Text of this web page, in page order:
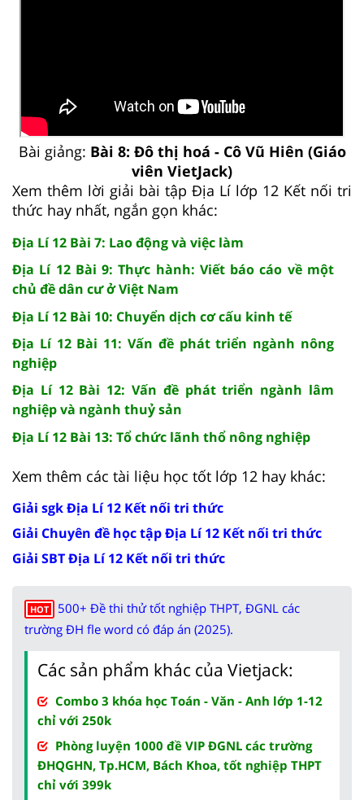
Bài giảng: Bài 8: Đô thị hoá - Cô Vũ Hiên (Giáo
viên VietJack)
Xem thêm lời giải bài tập Địa Lí lớp 12 Kết nối tri
thức hay nhất, ngắn gọn khác:
Địa Lí 12 Bài 7: Lao động và việc làm
Địa Lí 12 Bài 9: Thực hành: Viết báo cáo về một
chủ đề dân cư ở Việt Nam
Địa Lí 12 Bài 10: Chuyển dịch cơ cấu kinh tế
Địa Lí 12 Bài 11: Vấn đề phát triển ngành nông
nghiệp
Địa Lí 12 Bài 12: Vấn đề phát triển ngành lâm
nghiệp và ngành thuỷ sản
Địa Lí 12 Bài 13: Tổ chức lãnh thổ nông nghiệp
Xem thêm các tài liệu học tốt lớp 12 hay khác:
Giải sgk Địa Lí 12 Kết nối tri thức
Giải Chuyên đề học tập Địa Lí 12 Kết nối tri thức
Giải SBT Địa Lí 12 Kết nối tri thức
HOT
500+ Đề thi thử tốt nghiệp THPT, ĐGNL các
trường ĐH fle word có đáp án (2025).
Các sản phẩm khác của Vietjack:
Combo 3 khóa học Toán - Văn - Anh lớp 1-12
chỉ với 250k
Phòng luyện 1000 đề VIP ĐGNL các trường
ĐHQGHN, Tp.HCM, Bách Khoa, tốt nghiệp THPT
chỉ với 399k